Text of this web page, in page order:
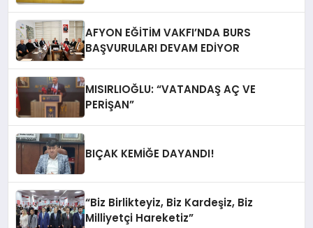
AFYON EĞİTİM VAKFI’NDA BURS
BAŞVURULARI DEVAM EDİYOR
MISIRLIOĞLU: “VATANDAŞ AÇ VE
PERİŞAN”
BIÇAK KEMİĞE DAYANDI!
“Biz Birlikteyiz, Biz Kardeşiz, Biz
Milliyetçi Hareketiz”